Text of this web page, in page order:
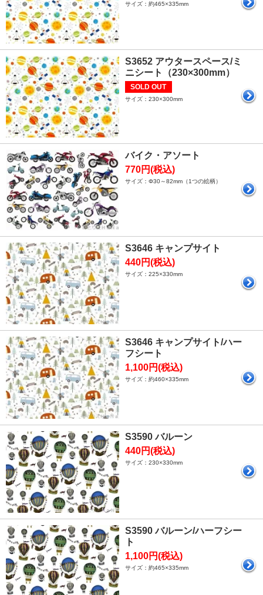
サイズ：約465×335mm
S3652 アウタースペース/ミ
ニシート（230×300mm）
SOLD OUT
サイズ：230×300mm
バイク・アソート
770円(税込)
サイズ：Φ30～82mm（1つの絵柄）
S3646 キャンプサイト
440円(税込)
サイズ：225×330mm
S3646 キャンプサイト/ハー
フシート
1,100円(税込)
サイズ：約460×335mm
S3590 バルーン
440円(税込)
サイズ：230×330mm
S3590 バルーン/ハーフシー
ト
1,100円(税込)
サイズ：約465×335mm